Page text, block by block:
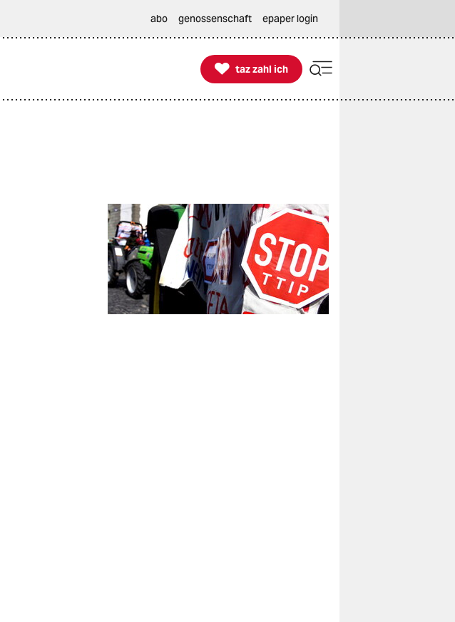
abo genossenschaft epaper login

taz zahl ich
taz zahl ich